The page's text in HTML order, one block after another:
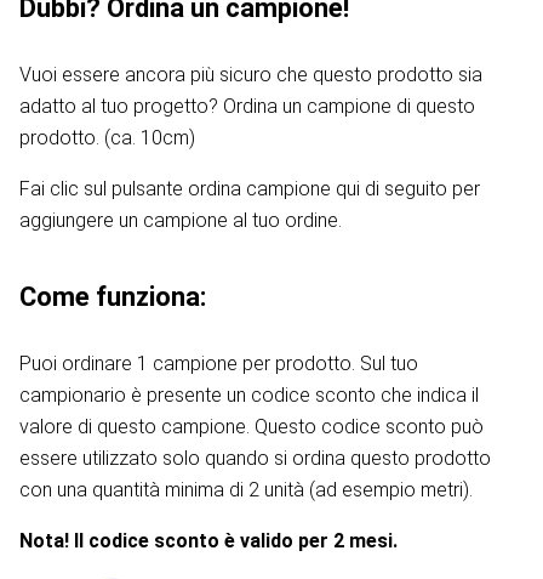
Dubbi? Ordina un campione!
Vuoi essere ancora più sicuro che questo prodotto sia
adatto al tuo progetto? Ordina un campione di questo
prodotto. (ca. 10cm)
Fai clic sul pulsante ordina campione qui di seguito per
aggiungere un campione al tuo ordine.
Come funziona:
Puoi ordinare 1 campione per prodotto. Sul tuo
campionario è presente un codice sconto che indica il
valore di questo campione. Questo codice sconto può
essere utilizzato solo quando si ordina questo prodotto
con una quantità minima di 2 unità (ad esempio metri).
Nota! Il codice sconto è valido per 2 mesi.